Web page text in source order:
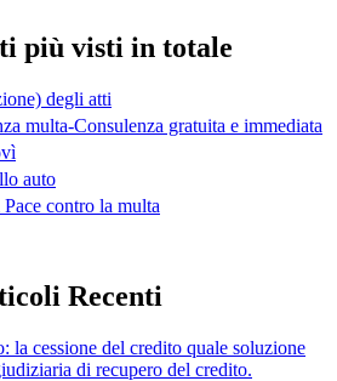
più visti in totale
degli atti
multa-Consulenza gratuita e immediata
auto
contro la multa
Recenti
la cessione del credito quale soluzione
di recupero del credito.